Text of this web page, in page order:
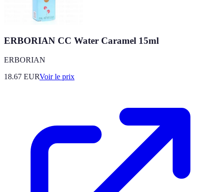
ERBORIAN CC Water Caramel 15ml
ERBORIAN
18.67 EURVoir le prix